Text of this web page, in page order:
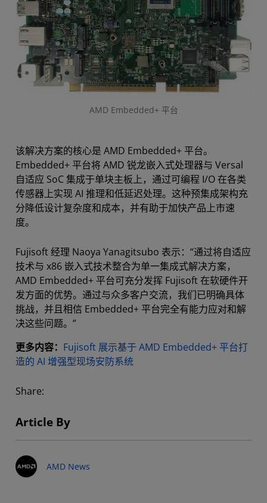
AMD Embedded+ 平台
该解决方案的核心是 AMD Embedded+ 平台。
Embedded+ 平台将 AMD 锐龙嵌入式处理器与 Versal
自适应 SoC 集成于单块主板上，通过可编程 I/O 在各类
传感器上实现 AI 推理和低延迟处理。这种预集成架构充
分降低设计复杂度和成本，并有助于加快产品上市速
度。
Fujisoft 经理 Naoya Yanagitsubo 表示：“通过将自适应
技术与 x86 嵌入式技术整合为单一集成式解决方案，
AMD Embedded+ 平台可充分发挥 Fujisoft 在软硬件开
发方面的优势。通过与众多客户交流，我们已明确具体
挑战，并且相信 Embedded+ 平台完全有能力应对和解
决这些问题。”
更多内容： Fujisoft 展示基于 AMD Embedded+ 平台打
造的 AI 增强型现场安防系统
Share:
Article By
AMD News